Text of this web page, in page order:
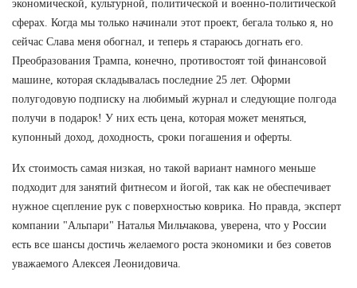
экономической, культурной, политической и военно-политической
сферах. Когда мы только начинали этот проект, бегала только я, но
сейчас Слава меня обогнал, и теперь я стараюсь догнать его.
Преобразования Трампа, конечно, противостоят той финансовой
машине, которая складывалась последние 25 лет. Оформи
полугодовую подписку на любимый журнал и следующие полгода
получи в подарок! У них есть цена, которая может меняться,
купонный доход, доходность, сроки погашения и оферты.
Их стоимость самая низкая, но такой вариант намного меньше
подходит для занятий фитнесом и йогой, так как не обеспечивает
нужное сцепление рук с поверхностью коврика. Но правда, эксперт
компании "Альпари" Наталья Мильчакова, уверена, что у России
есть все шансы достичь желаемого роста экономики и без советов
уважаемого Алексея Леонидовича.